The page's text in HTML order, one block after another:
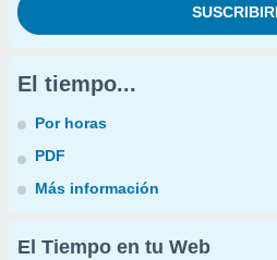
El tiempo...
Por horas
PDF
Más información
El Tiempo en tu Web